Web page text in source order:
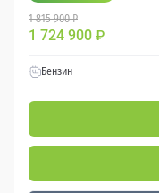
1 815 900 ₽
1 724 900 ₽
Бензин